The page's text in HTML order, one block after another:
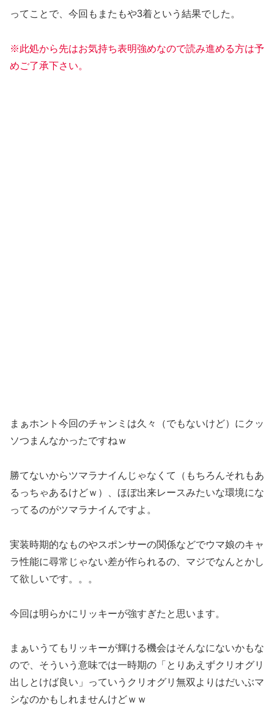
ってことで、今回もまたもや3着という結果でした。
※此処から先はお気持ち表明強めなので読み進める方は予
めご了承下さい。
まぁホント今回のチャンミは久々（でもないけど）にクッ
ソつまんなかったですねｗ
勝てないからツマラナイんじゃなくて（もちろんそれもあ
るっちゃあるけどｗ）、ほぼ出来レースみたいな環境にな
ってるのがツマラナイんですよ。
実装時期的なものやスポンサーの関係などでウマ娘のキャ
ラ性能に尋常じゃない差が作られるの、マジでなんとかし
て欲しいです。。。
今回は明らかにリッキーが強すぎたと思います。
まぁいうてもリッキーが輝ける機会はそんなにないかもな
ので、そういう意味では一時期の「とりあえずクリオグリ
出しとけば良い」っていうクリオグリ無双よりはだいぶマ
シなのかもしれませんけどｗｗ